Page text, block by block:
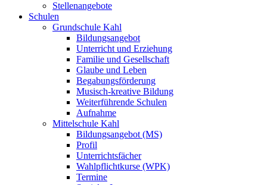
Stellenangebote
Schulen
Grundschule Kahl
Bildungsangebot
Unterricht und Erziehung
Familie und Gesellschaft
Glaube und Leben
Begabungsförderung
Musisch-kreative Bildung
Weiterführende Schulen
Aufnahme
Mittelschule Kahl
Bildungsangebot (MS)
Profil
Unterrichtsfächer
Wahlpflichtkurse (WPK)
Termine